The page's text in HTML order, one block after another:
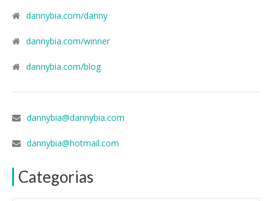
dannybia.com/danny
dannybia.com/winner
dannybia.com/blog
dannybia@dannybia.com
dannybia@hotmail.com
Categorias